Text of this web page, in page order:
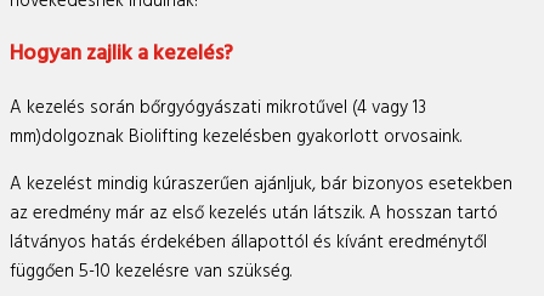
Hogyan zajlik a kezelés?
A kezelés során bőrgyógyászati mikrotűvel (4 vagy 13
mm)dolgoznak Biolifting kezelésben gyakorlott orvosaink.
A kezelést mindig kúraszerűen ajánljuk, bár bizonyos esetekben
az eredmény már az első kezelés után látszik. A hosszan tartó
látványos hatás érdekében állapottól és kívánt eredménytől
függően 5-10 kezelésre van szükség.